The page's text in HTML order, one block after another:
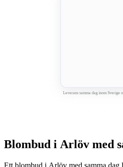
Leverans samma dag inom Sverige
Blombud i Arlöv med
Ett blombud i Arlöv med samma dag